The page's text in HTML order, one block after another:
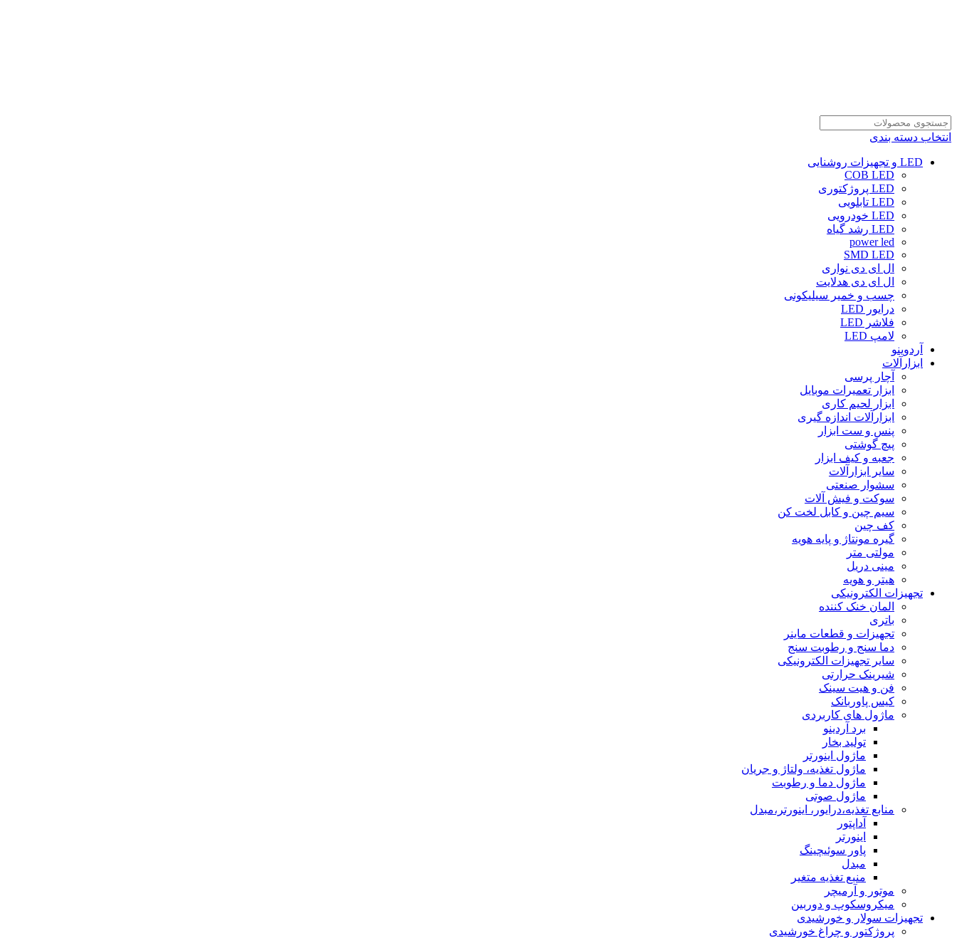
انتخاب دسته بندی
LED و تجهیزات روشنایی
COB LED
LED پروژکتوری
LED تابلویی
LED خودرویی
LED رشد گیاه
power led
SMD LED
ال ای دی نواری
ال ای دی هدلایت
چسب و خمیر سیلیکونی
درایور LED
فلاشر LED
لامپ LED
آردوینو
ابزارآلات
آچار پرسی
ابزار تعمیرات موبایل
ابزار لحیم کاری
ابزارآلات اندازه گیری
پنس و ست ابزار
پیچ گوشتی
جعبه و کیف ابزار
سایر ابزارآلات
سشوار صنعتی
سوکت و فیش آلات
سیم چین و کابل لخت کن
کف چین
گیره مونتاژ و پایه هویه
مولتی متر
مینی دریل
هیتر و هویه
تجهیزات الکترونیکی
المان خنک کننده
باتری
تجهیزات و قطعات ماینر
دما سنج و رطوبت سنج
سایر تجهیزات الکترونیکی
شیرینک حرارتی
فن و هیت سینک
کیس پاوربانک
ماژول های کاربردی
برد آردینو
تولید بخار
ماژول اینورتر
ماژول تغذیه، ولتاژ و جریان
ماژول دما و رطوبت
ماژول صوتی
منابع تغذیه،درایور، اینورتر،مبدل
آداپتور
اینورتر
پاور سوئیچینگ
مبدل
منبع تغذیه متغیر
موتور و آرمیچر
میکروسکوپ و دوربین
تجهیزات سولار و خورشیدی
پروژکتور و چراغ خورشیدی